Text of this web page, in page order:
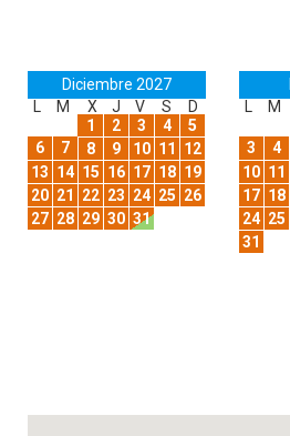
Diciembre 2027
M X J V S
D
1
2 3 4
5
6
7 8 9 10 11
12
13 14 15 16 17 18 19
20 21 22 23 24 25 26
27 28 29 30 31
M
3
4
10 11
17 18
24 25
31